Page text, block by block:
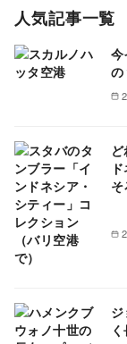
人気記事一覧
今
そ